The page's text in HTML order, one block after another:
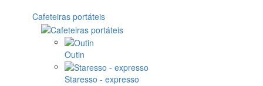
Cafeteiras portáteis
Outin
Staresso - expresso